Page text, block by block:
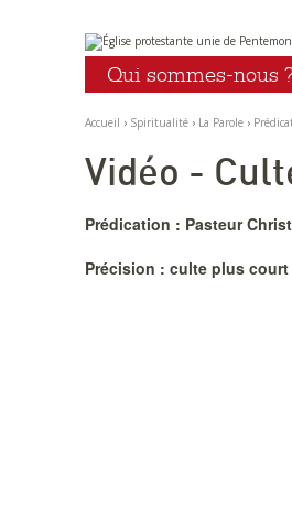
Aller
au
contenu.
à
Outils
personnels
Qui sommes-nous
Accueil › Spiritualité › La Parole ›
Vidéo -
Prédication : Pasteur
Précision : culte plus